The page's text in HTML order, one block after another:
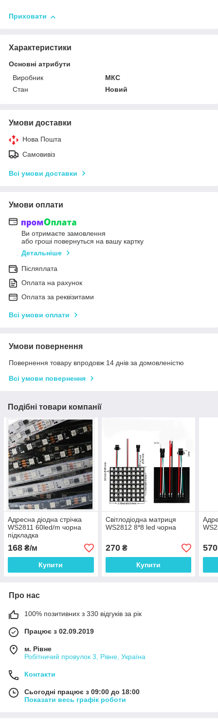
Приховати
Характеристики
Основні атрибути
Виробник
МКС
Стан
Новий
Умови доставки
Нова Пошта
Самовивіз
Всі умови доставки
Умови оплати
Ви отримаєте замовлення
або гроші повернуться на вашу картку
Детальніше
Післяплата
Оплата на рахунок
Оплата за реквізитами
Всі умови оплати
Умови повернення
Повернення товару впродовж 14 днів за домовленістю
Всі умови повернення
Подібні товари компанії
Адресна діодна стрічка
WS2811 60led/m чорна
підкладка
168 ₴/м
Купити
Світлодіодна матриця
WS2812 8*8 led чорна
270₴
Купити
570
Про нас
100% позитивних з 330 відгуків за рік
Працює з 02.09.2019
м. Рівне
Робітничий провулок 3, Рівне, Україна
Контакти
Сьогодні працює з 09:00 до 18:00
Показати весь графік роботи